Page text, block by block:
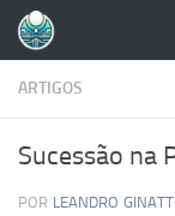
Skip to content
ARTIGOS
Sucessão na
POR LEANDRO